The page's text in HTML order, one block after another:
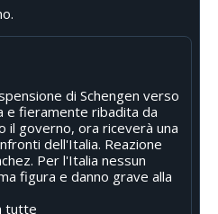
di Schengen verso
e fieramente ribadita da
il governo, ora riceverà una
dell'Italia. Reazione
Per l'Italia nessun
figura e danno grave alla
tutte